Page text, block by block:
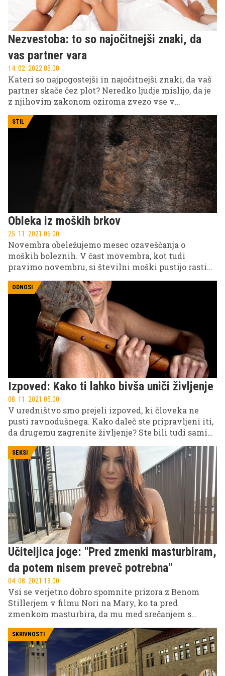
Nezvestoba: to so najočitnejši znaki, da
vas partner vara
14. 02. 2022 05.00
Kateri so najpogostejši in najočitnejši znaki, da vaš
partner skače čez plot? Neredko ljudje mislijo, da je
z njihovim zakonom oziroma zvezo vse v
jih partner vara. Znaki, da nekaj ni v redu, da v
zvezi škriplje, so vedno vidni, vprašanje je le, ali
smo jih pripravljeni videti. Prevarani partner se
simptomov, ki so ga opozarjali na prešuštvo,
običajno zave šele takrat, ko nezvestoba pokuka na
plan, saj jim prej ni namenjal prave pozornosti. Če
probleme radi pometamo pod preprogo, je posledica
pogosto nezvestoba enega ali kar obeh partnerjev.
STIL
Obleka iz moških brkov
25. 11. 2021 05.00
Novembra obeležujemo mesec ozaveščanja o
moških boleznih. V čast movembra, kot tudi
pravimo novembru, si številni moški pustijo rasti
način obeležila in opozorila na bolezni, in sicer tako,
da je izdelala obleko iz pravih brkov.
ODNOSI
Izpoved: Kako ti lahko bivša uniči življenje
08. 11. 2021 05.00
V uredništvo smo prejeli izpoved, ki človeka ne
pusti ravnodušnega. Kako daleč ste pripravljeni iti,
da drugemu zagrenite življenje? Ste bili tudi sami
kdaj v podobni situaciji ali stiski? Delite zgodbo z
nami. Izpoved je lahko terapevtska.
SEKSI
Učiteljica joge: ''Pred zmenki masturbiram,
da potem nisem preveč potrebna''
04. 08. 2021 13.00
Vsi se verjetno dobro spomnite prizora z Benom
Stillerjem v filmu Nori na Mary, ko ta pred
zmenkom masturbira, da mu med srečanjem s
Cameron Diaz penis ne bi nabreknil. Nekaj
podobnega prakticira tudi atraktivna učiteljica joge,
ki pravi, da ji to pomaga pri spoznavanju moških.
SKRIVNOSTI